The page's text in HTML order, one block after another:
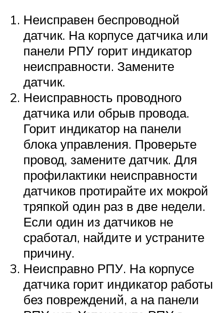
Неисправен беспроводной
датчик. На корпусе датчика или
панели РПУ горит индикатор
неисправности. Замените
датчик.
Неисправность проводного
датчика или обрыв провода.
Горит индикатор на панели
блока управления. Проверьте
провод, замените датчик. Для
профилактики неисправности
датчиков протирайте их мокрой
тряпкой один раз в две недели.
Если один из датчиков не
сработал, найдите и устраните
причину.
Неисправно РПУ. На корпусе
датчика горит индикатор работы
без повреждений, а на панели